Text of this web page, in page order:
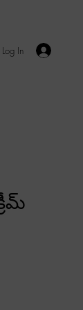
Log In